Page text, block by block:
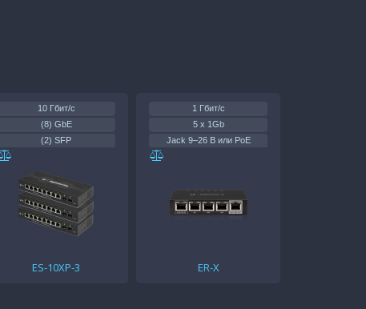
10 Гбит/c
(8) GbE
(2) SFP
ES-10XP-3
1 Гбит/с
5 x 1Gb
Jack 9–26 В или PoE
ER-X